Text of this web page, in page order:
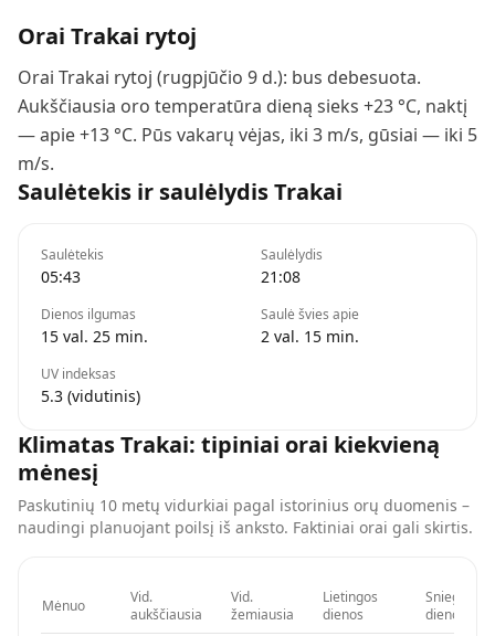
Orai Trakai rytoj
Orai Trakai rytoj (rugpjūčio 9 d.): bus debesuota.
Aukščiausia oro temperatūra dieną sieks +23 °C, naktį
— apie +13 °C. Pūs vakarų vėjas, iki 3 m/s, gūsiai — iki 5
m/s.
Saulėtekis ir saulėlydisTrakai
Saulėtekis
05:43
Saulėlydis
21:08
Dienos ilgumas
15 val. 25 min.
Saulė švies apie
2 val. 15 min.
UV indeksas
5.3 (vidutinis)
KlimatasTrakai: tipiniai orai kiekvieną
mėnesį
Paskutinių 10 metų vidurkiai pagal istorinius orų duomenis –
naudingi planuojant poilsį iš anksto. Faktiniai orai gali skirtis.
Mėnuo
Vid.
aukščiausia
Vid.
žemiausia
Lietingos
dienos
Sniego
dienos